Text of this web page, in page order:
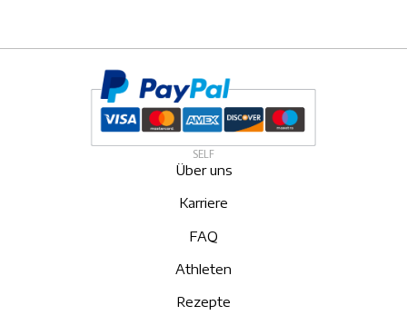
SELF
Über uns
Karriere
FAQ
Athleten
Rezepte